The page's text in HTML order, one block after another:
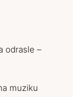
odrasle –
muziku